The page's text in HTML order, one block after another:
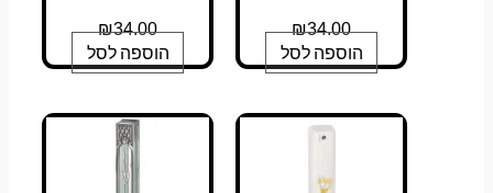
₪34.00
הוספה לסל
₪34.00
הוספה לסל